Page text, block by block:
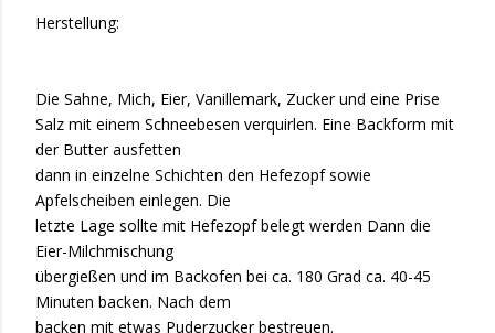
Herstellung:
Die Sahne, Mich, Eier, Vanillemark, Zucker und eine Prise
Salz mit einem Schneebesen verquirlen. Eine Backform mit
der Butter ausfetten
dann in einzelne Schichten den Hefezopf sowie
Apfelscheiben einlegen. Die
letzte Lage sollte mit Hefezopf belegt werden Dann die
Eier-Milchmischung
übergießen und im Backofen bei ca. 180 Grad ca. 40-45
Minuten backen. Nach dem
backen mit etwas Puderzucker bestreuen.